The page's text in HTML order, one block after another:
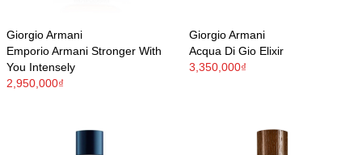
Giorgio Armani
Emporio Armani Stronger With
You Intensely
2,950,000₫
Giorgio Armani
Acqua Di Gio Elixir
3,350,000₫